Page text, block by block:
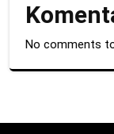
No comments